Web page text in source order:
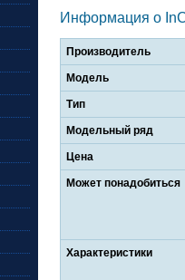
Информация о
Производитель
Модель
Тип
Модельный ряд
Цена
Может понадобиться
Характеристики